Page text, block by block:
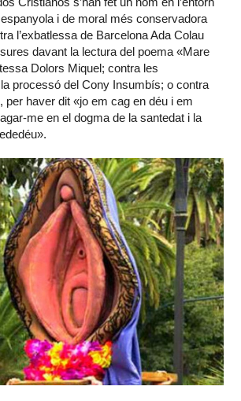
i de moral més conservadora
l’exbatlessa de Barcelona Ada Colau
davant la lectura del poema «Mare
Dolors Miquel; contra les
processó del Cony Insumbís; o contra
per haver dit «jo em cag en déu i em
me en el dogma de la santedat i la